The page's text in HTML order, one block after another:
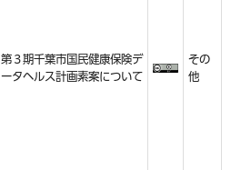
第３期千葉市国民健康保険デ
ータヘルス計画素案について
その
他